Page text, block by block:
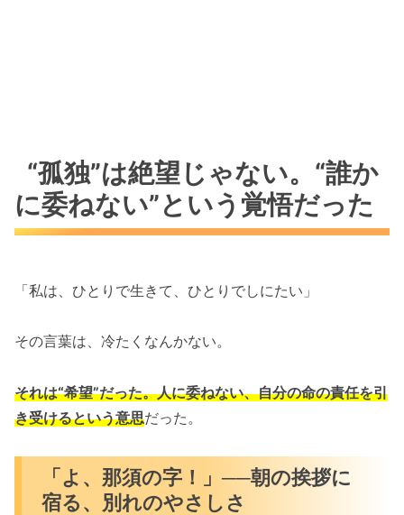
“孤独”は絶望じゃない。“誰か
に委ねない”という覚悟だった
「私は、ひとりで生きて、ひとりでしにたい」
その言葉は、冷たくなんかない。
それは“希望”だった。人に委ねない、自分の命の責任を引
き受けるという意思だった。
「よ、那須の字！」──朝の挨拶に
宿る、別れのやさしさ